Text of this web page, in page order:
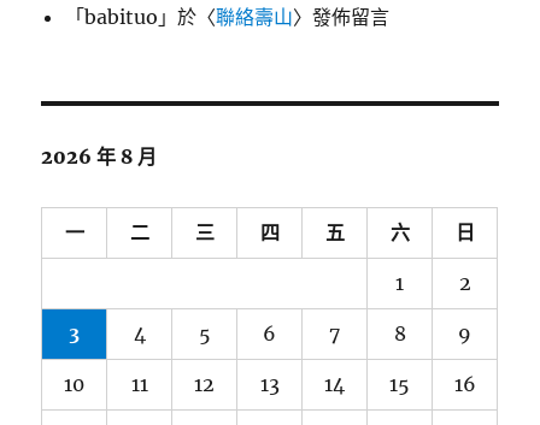
「babituo 」於〈聯絡壽山〉發佈留言
2026 年 8 月
一 二 三 四 五 六 日
1 2
3 4 5 6 7 8 9
10 11 12 13 14 15 16